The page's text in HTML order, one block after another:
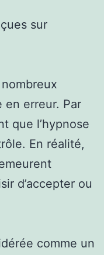
sur
en erreur. Par
que l’hypnose
En réalité,
d’accepter ou
comme un